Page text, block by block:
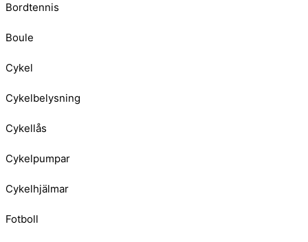
Bordtennis
Boule
Cykel
Cykelbelysning
Cykellås
Cykelpumpar
Cykelhjälmar
Fotboll